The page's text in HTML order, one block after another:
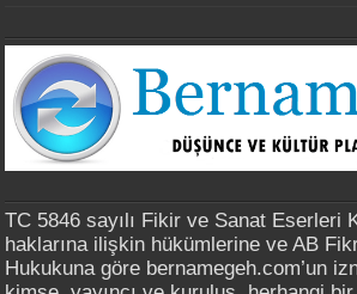
TC 5846 sayılı Fikir ve Sanat Eserleri
haklarına ilişkin hükümlerine ve AB
Hukukuna göre bernamegeh.com’un